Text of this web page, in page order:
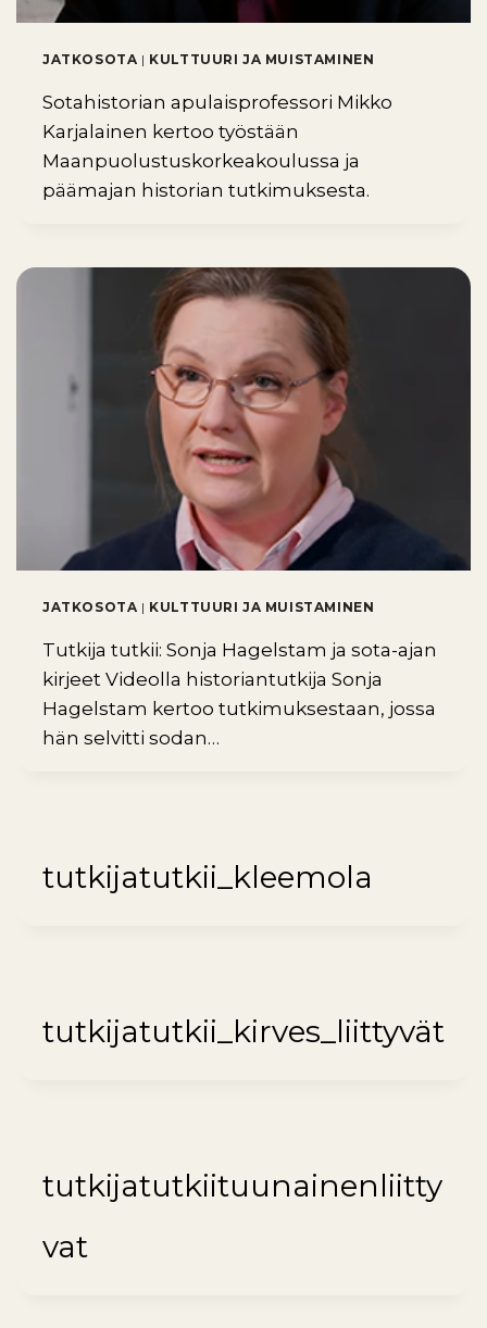
JATKOSOTA | KULTTUURI JA MUISTAMINEN
Sotahistorian apulaisprofessori Mikko
Karjalainen kertoo työstään
Maanpuolustuskorkeakoulussa ja
päämajan historian tutkimuksesta.
JATKOSOTA | KULTTUURI JA MUISTAMINEN
Tutkija tutkii: Sonja Hagelstam ja sota-ajan
kirjeet Videolla historiantutkija Sonja
Hagelstam kertoo tutkimuksestaan, jossa
hän selvitti sodan…
tutkijatutkii_kleemola
tutkijatutkii_kirves_liittyvät
tutkijatutkiituunainenliitty
vat